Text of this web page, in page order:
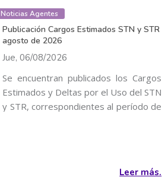
Noticias Agentes
Publicación Cargos Estimados STN y STR
agosto de 2026
Jue, 06/08/2026
Se encuentran publicados los Cargos
Estimados y Deltas por el Uso del STN
y STR, correspondientes al período de
Leer más.